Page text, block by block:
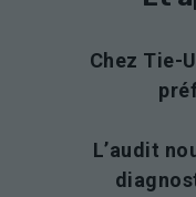
Chez Tie-
L’audit